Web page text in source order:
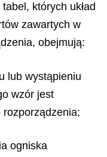
których układ
zawartych w
obejmują:
lub wystąpieniu
wzór jest
rozporządzenia;
ogniska